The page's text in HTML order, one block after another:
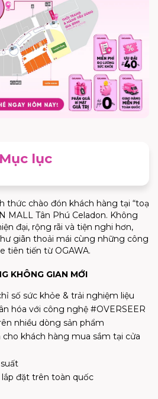
Mục lục
thức chào đón khách hàng tại “toạ
MALL Tân Phú Celadon. Không
đại, rộng rãi và tiện nghi hơn,
giãn thoải mái cùng những công
tiên tiến từ OGAWA.
KHÔNG GIAN MỚI
số sức khỏe & trải nghiệm liệu
hóa với công nghệ #OVERSEER
nhiều dòng sản phẩm
khách hàng mua sắm tại cửa
đặt trên toàn quốc